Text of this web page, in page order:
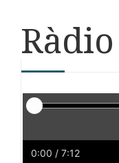
0:00 / 7:12